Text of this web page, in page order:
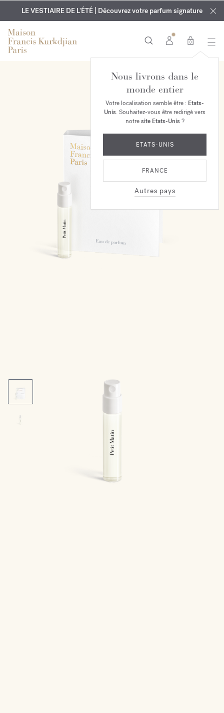
EXCLUSIF | Découvrez le nouveau parfum OUD
velvet mood
dans votre commande*
GRAVURE OFFERTE | Sur tous les parfums et huiles pour le
corps jusqu'au 9 août
LE VESTIAIRE DE L'ÉTÉ | Découvrez votre parfum signature
0
Nous livrons dans le
monde entier
Votre localisation semble être : Etats-
Unis. Souhaitez-vous être redirigé vers
notresite Etats-Unis?
ETATS-UNIS
FRANCE
Autres pays